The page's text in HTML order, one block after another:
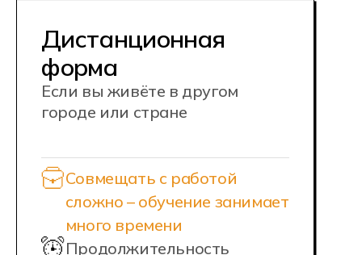
первое предложение о работе.